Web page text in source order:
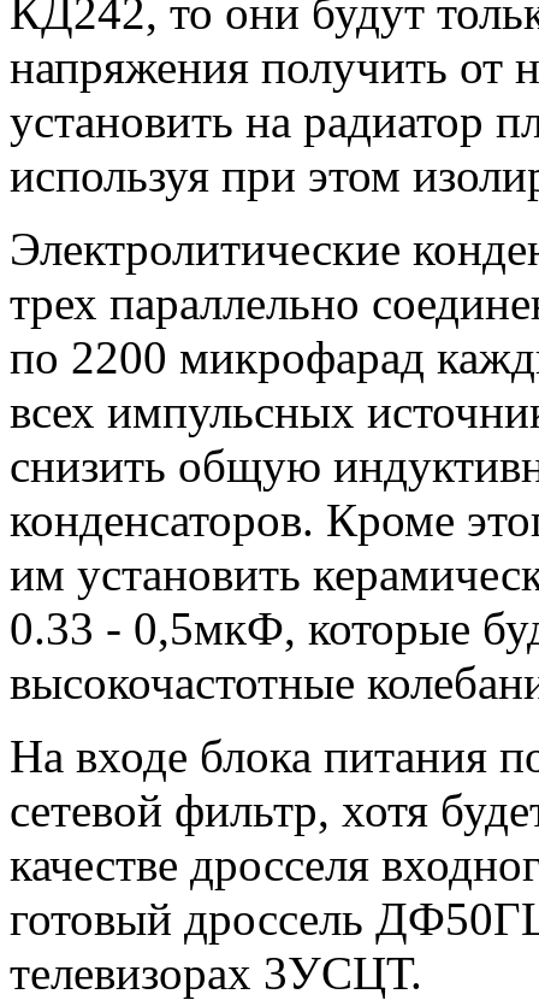
КД242, то они будут
напряжения получить от
установить на радиатор
используя при этом
Электролитические
трех параллельно
по 2200 микрофарад
всех импульсных
снизить общую
конденсаторов. Кроме
им установить
0.33 - 0,5мкФ, которые
высокочастотные
На входе блока питания
сетевой фильтр, хотя
качестве дросселя
готовый дроссель
телевизорах 3УСЦТ.